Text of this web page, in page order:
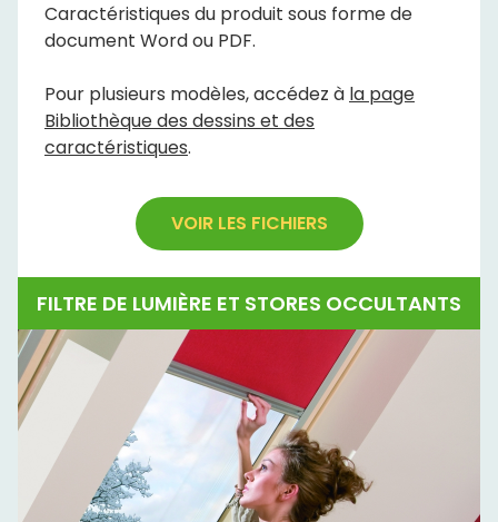
Caractéristiques du produit sous forme de
document Word ou PDF.
Pour plusieurs modèles, accédez à la page
Bibliothèque des dessins et des
caractéristiques.
VOIR LES FICHIERS
FILTRE DE LUMIÈRE ET STORES OCCULTANTS